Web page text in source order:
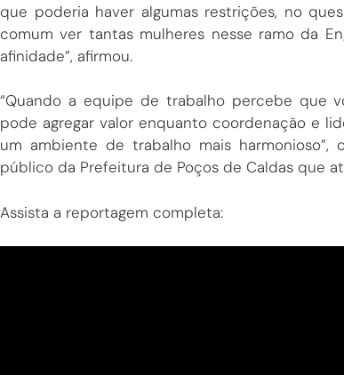
que poderia haver algumas restrições, no
comum ver tantas mulheres nesse ramo da
afinidade”, afirmou.
“Quando a equipe de trabalho percebe que
pode agregar valor enquanto coordenação e
um ambiente de trabalho mais
público da Prefeitura de Poços de Caldas que
Assista a reportagem completa: